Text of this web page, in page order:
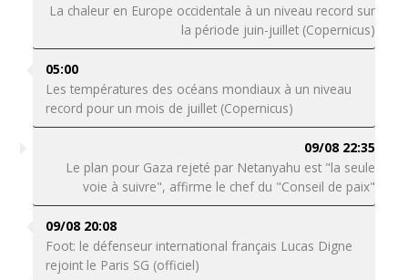
La chaleur en Europe occidentale à un niveau record sur
la période juin-juillet (Copernicus)
05:00
Les températures des océans mondiaux à un niveau
record pour un mois de juillet (Copernicus)
09/08 22:35
Le plan pour Gaza rejeté par Netanyahu est "la seule
voie à suivre", affirme le chef du "Conseil de paix"
09/08 20:08
Foot: le défenseur international français Lucas Digne
rejoint le Paris SG (officiel)